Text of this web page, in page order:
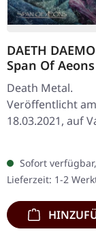
DAETH
Span Of
DIGIPAK 2CD
Death Metal.
Veröffentlicht am
18.03.2021, auf
Records.
DigiPack im
12-seitigem
limitiert auf 500…
Sofort verfügbar,
Lieferzeit: 1-2